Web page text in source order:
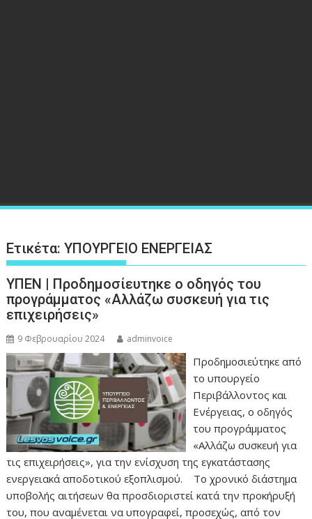
Ετικέτα:ΥΠΟΥΡΓΕΙΟ ΕΝΕΡΓΕΙΑΣ
ΥΠΕΝ | Προδημοσίευτηκε ο οδηγός του
προγράμματος «Αλλάζω συσκευή για τις
επιχειρήσεις»
9 Φεβρουαρίου 2024 adminvoice
Προδημοσιεύτηκε από
το υπουργείο
Περιβάλλοντος και
Ενέργειας, ο οδηγός
του προγράμματος
«Αλλάζω συσκευή για
τις επιχειρήσεις», για την ενίσχυση της εγκατάστασης
ενεργειακά αποδοτικού εξοπλισμού. Το χρονικό διάστημα
υποβολής αιτήσεων θα προσδιοριστεί κατά την προκήρυξή
του, που αναμένεται να υπογραφεί, προσεχώς, από τον